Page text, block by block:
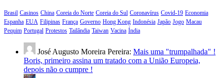
Brasil Casinos China Coreia do Norte Coreia do Sul Coronavírus Covid-19 Economia
Espanha EUA Filipinas França Governo Hong Kong Indonésia Japão Jogo Macau
Pequim Portugal Protestos Tailândia Taiwan Vacina Índia
José Augusto Moreira Pereira: Mais uma "trumpalhada" !
Boris, primeiro assina um tratado com a União Europeia,
depois não o cumpre !